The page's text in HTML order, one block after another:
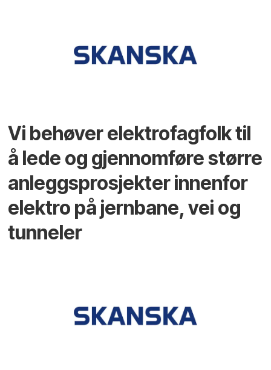
Vi behøver elektrofagfolk til
å lede og gjennomføre større
anleggsprosjekter innenfor
elektro på jernbane, vei og
tunneler